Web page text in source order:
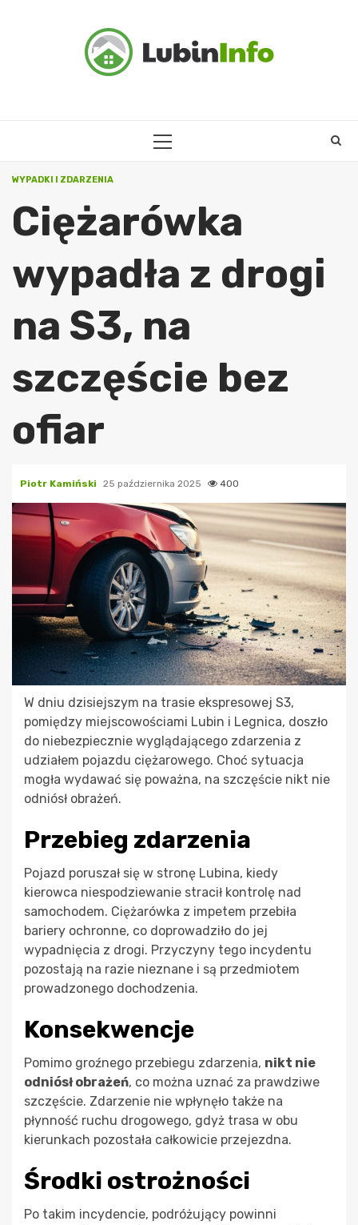
PRIMARY
WYPADKI I ZDARZENIA
Ciężarówka
wypadła z drogi
na S3, na
szczęście bez
ofiar
Piotr Kamiński 25 października 2025 400
W dniu dzisiejszym na trasie ekspresowej S3,
pomiędzy miejscowościami Lubin i Legnica, doszło
do niebezpiecznie wyglądającego zdarzenia z
udziałem pojazdu ciężarowego. Choć sytuacja
mogła wydawać się poważna, na szczęście nikt nie
odniósł obrażeń.
Przebieg zdarzenia
Pojazd poruszał się w stronę Lubina, kiedy
kierowca niespodziewanie stracił kontrolę nad
samochodem. Ciężarówka z impetem przebiła
bariery ochronne, co doprowadziło do jej
wypadnięcia z drogi. Przyczyny tego incydentu
pozostają na razie nieznane i są przedmiotem
prowadzonego dochodzenia.
Konsekwencje
Pomimo groźnego przebiegu zdarzenia, nikt nie
odniósł obrażeń, co można uznać za prawdziwe
szczęście. Zdarzenie nie wpłynęło także na
płynność ruchu drogowego, gdyż trasa w obu
kierunkach pozostała całkowicie przejezdna.
Środki ostrożności
Po takim incydencie, podróżujący powinni